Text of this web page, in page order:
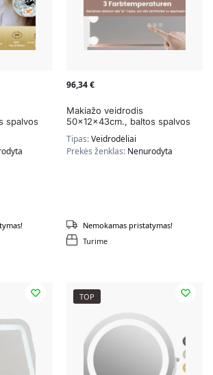
spalvos
96,34€
Makiažo veidrodis
50x12x43cm., baltos spalvos
Tipas:Veidrodėliai
Prekės ženklas: Nenurodyta
Turime
Nemokamas pristatymas!
TOP